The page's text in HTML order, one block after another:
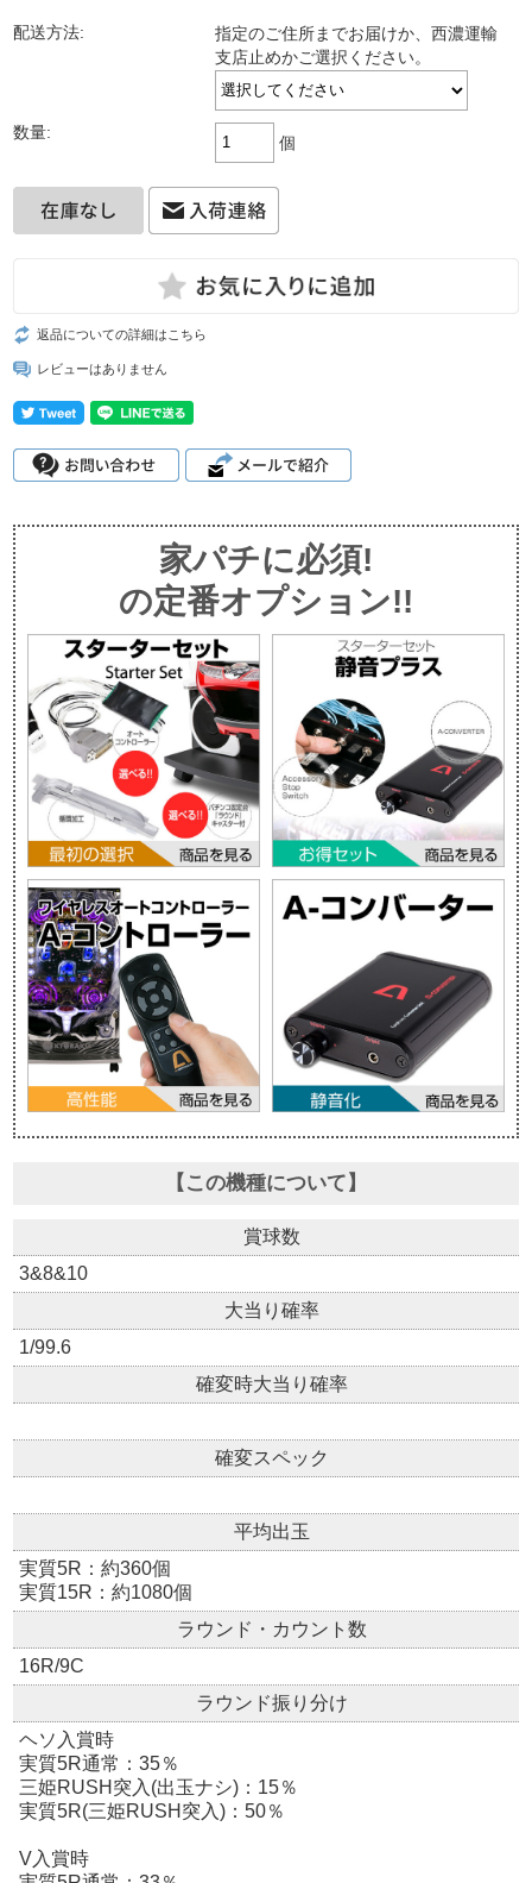
配送方法:
指定のご住所までお届けか、西濃運輸
支店止めかご選択ください。
数量:
個
返品についての詳細はこちら
レビューはありません
家パチに必須!
の定番オプション!!
【この機種について】
賞球数
3&8&10
大当り確率
1/99.6
確変時大当り確率
確変スペック
平均出玉
実質5R：約360個
実質15R：約1080個
ラウンド・カウント数
16R/9C
ラウンド振り分け
ヘソ入賞時
実質5R通常：35％
三姫RUSH突入(出玉ナシ)：15％
実質5R(三姫RUSH突入)：50％
V入賞時